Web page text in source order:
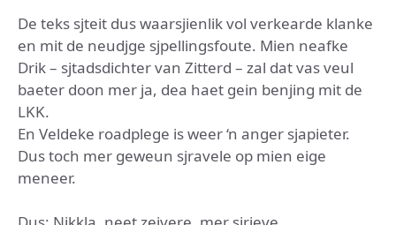
De teks sjteit dus waarsjienlik vol verkearde klanke
en mit de neudjge sjpellingsfoute. Mien neafke
Drik – sjtadsdichter van Zitterd – zal dat vas veul
baeter doon mer ja, dea haet gein benjing mit de
LKK.
En Veldeke roadplege is weer ‘n anger sjapieter.
Dus toch mer geweun sjravele op mien eige
meneer.